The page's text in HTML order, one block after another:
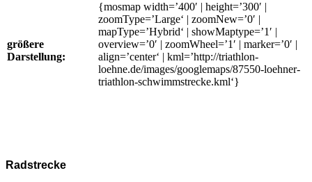
größere
Darstellung:
{mosmap width=’400′ | height=’300′ |
zoomType=’Large‘ | zoomNew=’0′ |
mapType=’Hybrid‘ | showMaptype=’1′ |
overview=’0′ | zoomWheel=’1′ | marker=’0′ |
align=’center‘ | kml=’http://triathlon-
loehne.de/images/googlemaps/87550-loehner-
triathlon-schwimmstrecke.kml‘}
Radstrecke